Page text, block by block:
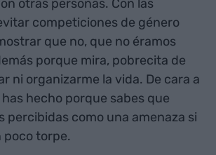
otras personas. Con las
competiciones de género
que no, que no éramos
porque mira, pobrecita de
ni organizarme la vida. De cara a
hecho porque sabes que
percibidas como una amenaza si
torpe.